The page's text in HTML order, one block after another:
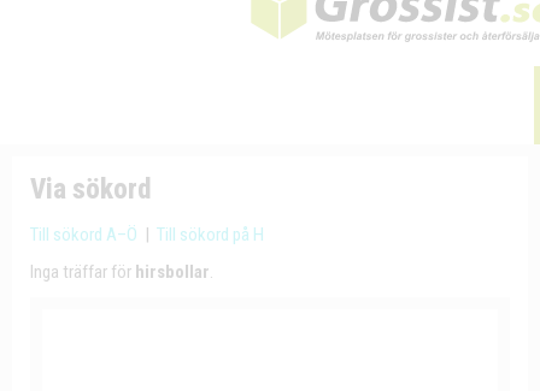
Via sökord
Till sökord A–Ö | Till sökord på H
Inga träffar för hirsbollar.